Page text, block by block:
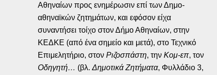
Αθηναίων προς ενημέρωσιν επί των Δημο-
αθηναϊκών ζητημάτων, και εφόσον είχα
συναντήσει τοίχο στον Δήμο Αθηναίων, στην
ΚΕΔΚΕ (από ένα σημείο και μετά), στο Τεχνικό
Επιμελητήριο, στονΡιζοσπάστη, τηνΚομ-επ, τον
Οδηγητή… (βλ.Δημοτικά Ζητήματα, Φυλλάδιο 3,